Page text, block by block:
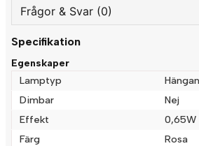
Frågor & Svar (0)
question
nameNamn
Specifikation
Egenskaper
Lamptyp
Dimbar
Nej
Effekt
0,65W
Färg
Rosa